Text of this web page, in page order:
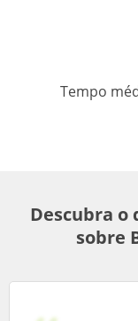
Tempo
Descubra o
sobre